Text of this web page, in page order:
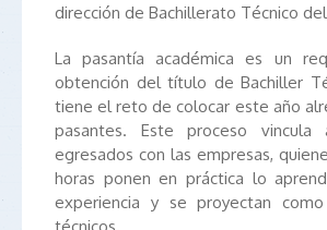
dirección de Bachillerato Técnico del
La pasantía académica es un
obtención del título de Bachiller
tiene el reto de colocar este año
pasantes. Este proceso
egresados con las empresas,
horas ponen en práctica lo
experiencia y se proyectan como